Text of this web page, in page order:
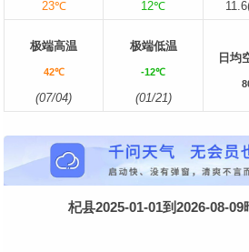
23℃ 12℃
极端高温
42℃
(07/04)
极端低温
-12℃
(01/21)
日均
杞县2025-01-01到2026-08-09